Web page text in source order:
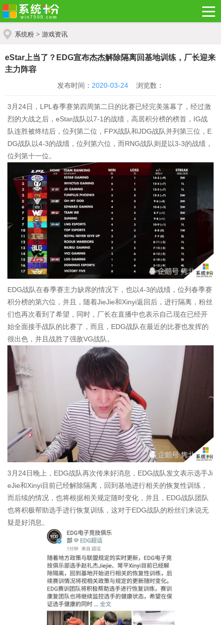
系统粉 > 游戏资讯
eStar上当了？EDG宣布杰杰解除隔离回基地训练，厂长迎来
主力阵容
发布时间： 2020-03-24 浏览数：
3月24日，LPL春季赛第四周第二日的比赛已经完美落幕了，经过激
烈的大战之后，eStar战队以7-1的战绩，高居积分榜的榜首，IG战
队连胜被终结后，位列第二位，FPX战队和JDG战队并列第三位，E
DG战队以4-3的战绩，位列第六位，而RNG战队则是以3-3的战绩，
位列第十一位。
EDG战队在春季赛主力缺席的情况下，也以4-3的战绩，位列春季赛
积分榜的第六位，并且，随着JieJie和Xinyi返回后，进行隔离，粉丝
们也再次看到了希望，同时，厂长在直播中也表示自己现在已经开
始全面接手战队的比赛了，而且，EDG战队在最近的比赛也发挥的
很出色，并且战胜了强敌VG战队。
3月24日晚上，EDG战队再次传来好消息，EDG战队发文表示选手Ji
eJie和Xinyi目前已经解除隔离，回到基地进行相关的恢复性训练，
而后续的情况，也将根据相关规定随时变化，并且，EDG战队团队
也将积极帮助选手进行恢复训练，这对于EDG战队的粉丝们来说无
疑是好消息。